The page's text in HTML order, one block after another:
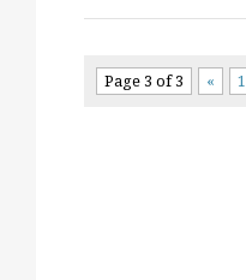
Page 3 of 3 « 1